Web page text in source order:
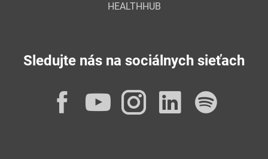
HEALTHHUB
Sledujte nás na sociálnych sieťach
Facebook
YouTube
Instagram